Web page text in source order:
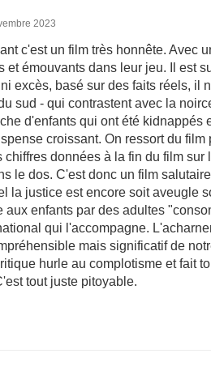
2023
c'est un film très honnête. Avec
et émouvants dans leur jeu. Il est
excès, basé sur des faits réels, il
sud - qui contrastent avec la
d'enfants qui ont été kidnappés
croissant. On ressort du film
chiffres données à la fin du film sur
le dos. C'est donc un film
la justice est encore soit aveugle
enfants par des adultes
qui l'accompagne.
mais significatif de
hurle au complotisme et fait
tout juste pitoyable.